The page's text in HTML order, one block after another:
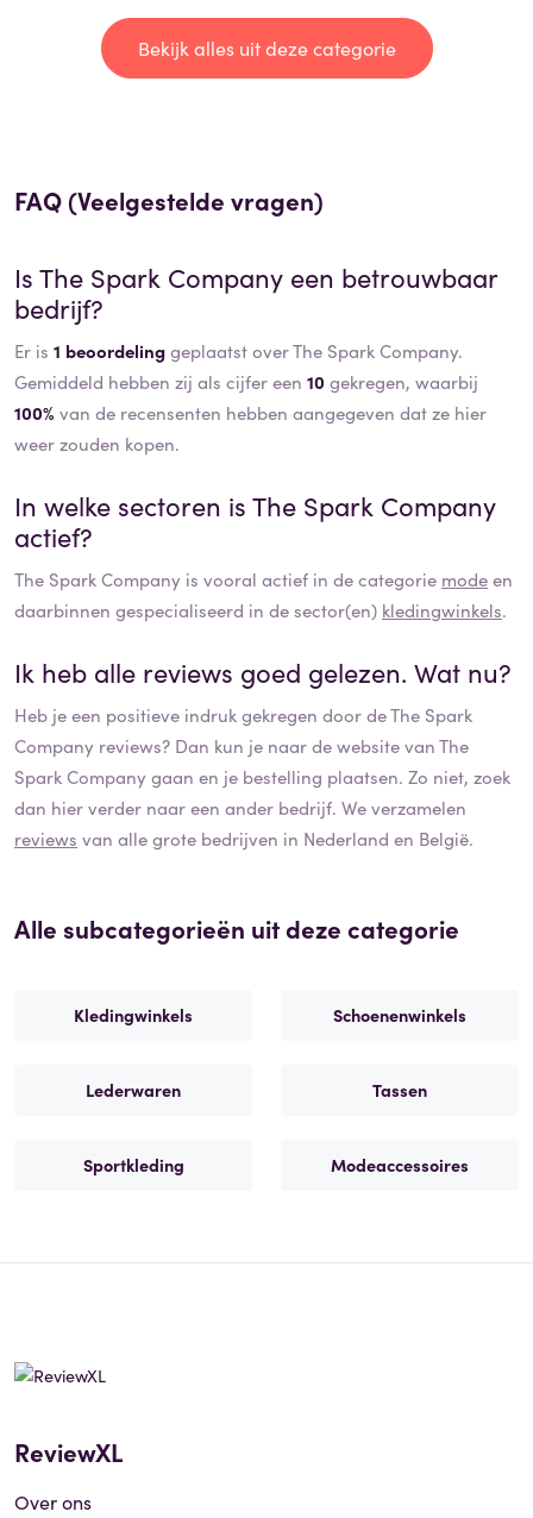
Bekijk alles uit deze categorie
FAQ (Veelgestelde vragen)
IsThe Spark Company een betrouwbaar
bedrijf?
Er is 1 beoordelinggeplaatst over The Spark Company.
Gemiddeld hebben zij als cijfer een 10 gekregen, waarbij
100% van de recensenten hebben aangegeven dat ze hier
weer zouden kopen.
In welke sectoren isThe Spark Company
actief?
The Spark Company is vooral actief in de categorie modeen
daarbinnen gespecialiseerd in de sector(en) kledingwinkels.
Ik heb alle reviews goed gelezen. Wat nu?
Heb je een positieve indruk gekregen door deThe Spark
Company reviews? Dan kun je naar de website vanThe
Spark Company gaan en je bestelling plaatsen. Zo niet, zoek
dan hier verder naar een ander bedrijf. We verzamelen
reviews van alle grote bedrijven in Nederland en België.
Alle subcategorieën uit deze categorie
Kledingwinkels Schoenenwinkels
Lederwaren Tassen
Sportkleding Modeaccessoires
ReviewXL
Over ons